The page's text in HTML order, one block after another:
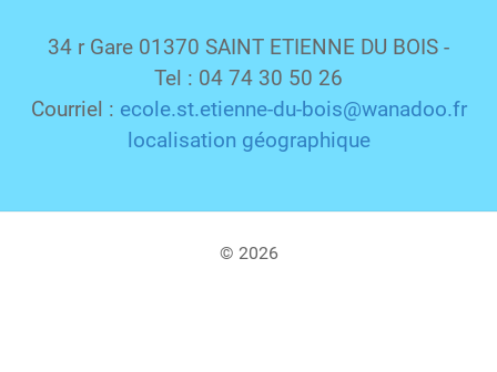
34 r Gare 01370 SAINT ETIENNE DU BOIS -
Tel : 04 74 30 50 26
Courriel : ecole.st.etienne-du-bois@wanadoo.fr
localisation géographique
© 2026